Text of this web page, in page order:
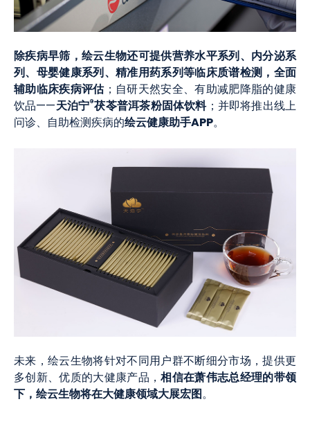
除疾病早筛，绘云生物还可提供营养水平系列、内分泌系
列、母婴健康系列、精准用药系列等临床质谱检测，全面
辅助临床疾病评估；自研天然安全、有助减肥降脂的健康
饮品——天泊宁®茯苓普洱茶粉固体饮料；并即将推出线上
问诊、自助检测疾病的绘云健康助手APP。
未来，绘云生物将针对不同用户群不断细分市场，提供更
多创新、优质的大健康产品，相信在萧伟志总经理的带领
下，绘云生物将在大健康领域大展宏图。